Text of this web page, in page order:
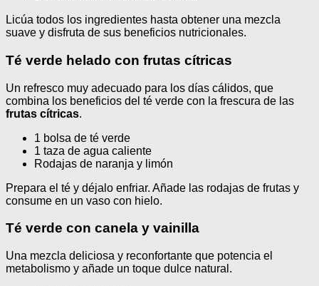
Licúa todos los ingredientes hasta obtener una mezcla
suave y disfruta de sus beneficios nutricionales.
Té verde helado con frutas cítricas
Un refresco muy adecuado para los días cálidos, que
combina los beneficios del té verde con la frescura de las
frutas cítricas.
1 bolsa de té verde
1 taza de agua caliente
Rodajas de naranja y limón
Prepara el té y déjalo enfriar. Añade las rodajas de frutas y
consume en un vaso con hielo.
Té verde con canela y vainilla
Una mezcla deliciosa y reconfortante que potencia el
metabolismo y añade un toque dulce natural.